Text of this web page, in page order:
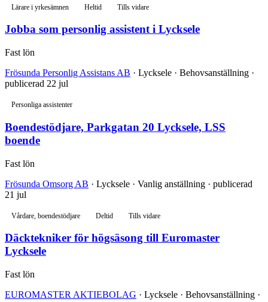
Lärare i yrkesämnen Heltid Tills vidare
Jobba som personlig assistent i Lycksele
Fast lön
Frösunda Personlig Assistans AB · Lycksele · Behovsanställning ·
publicerad 22 jul
Personliga assistenter
Boendestödjare, Parkgatan 20 Lycksele, LSS
boende
Fast lön
Frösunda Omsorg AB · Lycksele · Vanlig anställning · publicerad
21 jul
Vårdare, boendestödjare Deltid Tills vidare
Däcktekniker för högsäsong till Euromaster
Lycksele
Fast lön
EUROMASTER AKTIEBOLAG · Lycksele · Behovsanställning ·